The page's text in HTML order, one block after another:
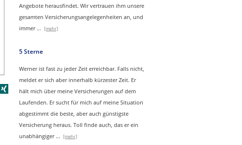
Angebote herausfindet. Wir vertrauen ihm unsere
gesamten Versicherungsangelegenheiten an, und
immer... [mehr]
5 Sterne
Werner ist fast zu jeder Zeit erreichbar. Falls nicht,
meldet er sich aber innerhalb kürzester Zeit. Er
hält mich über meine Versicherungen auf dem
Laufenden. Er sucht für mich auf meine Situation
abgestimmt die beste, aber auch günstigste
Versicherung heraus. Toll finde auch, das er ein
unabhängiger ... [mehr]